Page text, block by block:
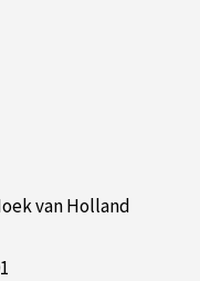
van Holland